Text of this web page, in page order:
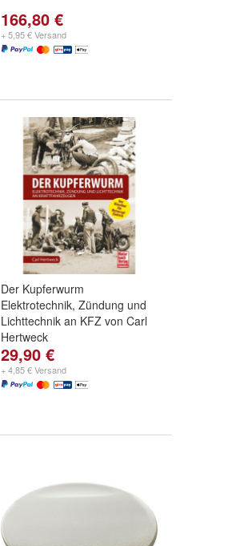
166,80 €
+ 5,95 € Versand
Der Kupferwurm
Elektrotechnik, Zündung und
Lichttechnik an KFZ von Carl
Hertweck
29,90 €
+ 4,85 € Versand